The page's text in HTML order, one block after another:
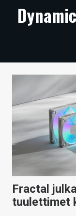
ARTIKKELIT
TECHBBS
HINTA.FI
KAUPPA
VAIHDA TEEMA
HAKU
Fractal
tuulettimet